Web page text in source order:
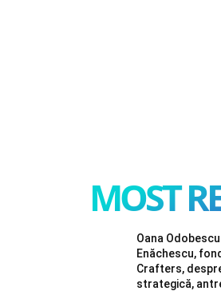
MOST
Oana
Enăchescu,
Crafters,
strategică,